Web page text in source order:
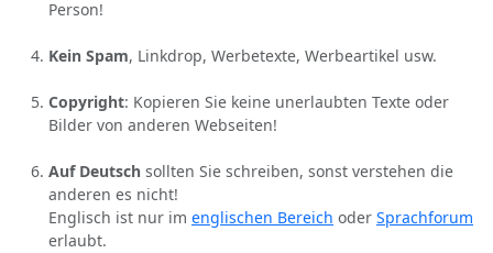
Person!
Kein Spam, Linkdrop, Werbetexte, Werbeartikel usw.
Copyright: Kopieren Sie keine unerlaubten Texte oder
Bilder von anderen Webseiten!
Auf Deutsch sollten Sie schreiben, sonst verstehen die
anderen es nicht!
Englisch ist nur im englischen Bereich oder Sprachforum
erlaubt.